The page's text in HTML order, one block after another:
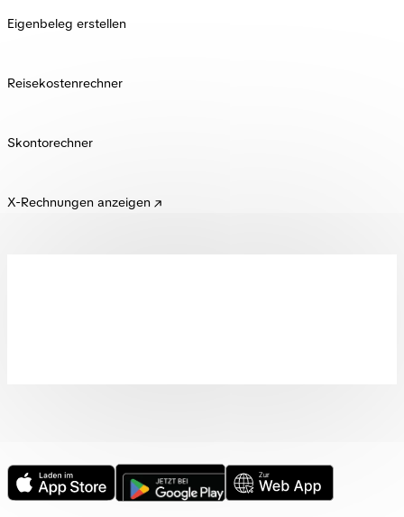
Eigenbeleg erstellen
Reisekostenrechner
Skontorechner
X-Rechnungen anzeigen